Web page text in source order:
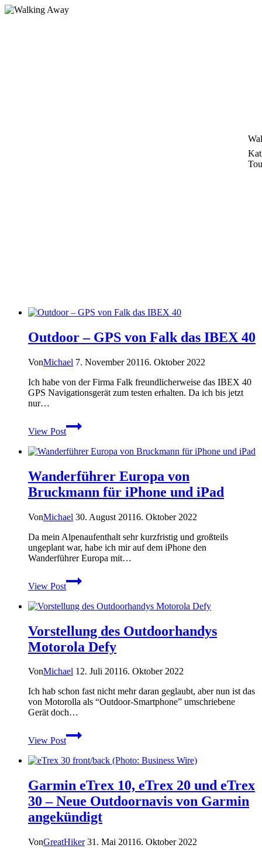
Zum
Outdoor – GPS von Falk das IBEX 40
VonMichael 7. November 20116. Oktober 2022
Ich habe von der Firma Falk freundlicherweise das IBEX 40
GPS Navigationsgerät zum testen erhalten. Da ich bis jetzt
nur…
View Post
Outdoor
–
von
das
IBEX
40
Wanderführer Europa von
Bruckmann für iPhone und iPad
VonMichael 30. August 20116. Oktober 2022
Da mein Alpenaufenthalt sehr kurzfristig und großteils
ungeplant war, habe ich mir auf dem iPhone den
Wanderführer Europa mit…
View Post
Wanderführer
Europa
Bruckmann
iPhone
und
iPad
Vorstellung des Outdoorhandys
Motorola Defy
VonMichael 12. Juli 20116. Oktober 2022
Ich hab schon fast nicht mehr daran geglaubt, aber nun ist das
von Motorolla als “Outdoor-Smartphone” umschriebene
Gerät doch…
View Post
Vorstellung
des
Motorola
Garmin eTrex 10, eTrex 20 und eTrex
30 – Neue Outdoornavis von Garmin
angekündigt
VonGreatHiker 31. Mai 20116. Oktober 2022